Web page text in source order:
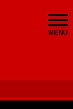
MENU